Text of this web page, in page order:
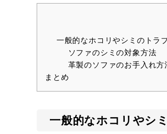
一般的なホコリやシミのトラ
ソファのシミの対象方法
革製のソファのお手入れ方
まとめ
一般的なホコリやシ